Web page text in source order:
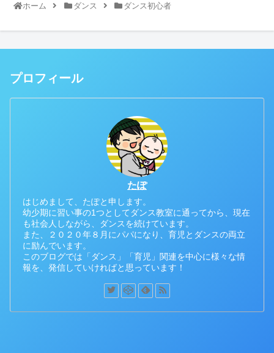
ホーム ダンス ダンス初心者
プロフィール
たぽ
はじめまして、たぽと申します。
幼少期に習い事の1つとしてダンス教室に通ってから、現在
も社会人しながら、ダンスを続けています。
また、２０２０年８月にパパになり、育児とダンスの両立
に励んでいます。
このブログでは「ダンス」「育児」関連を中心に様々な情
報を、発信していければと思っています！